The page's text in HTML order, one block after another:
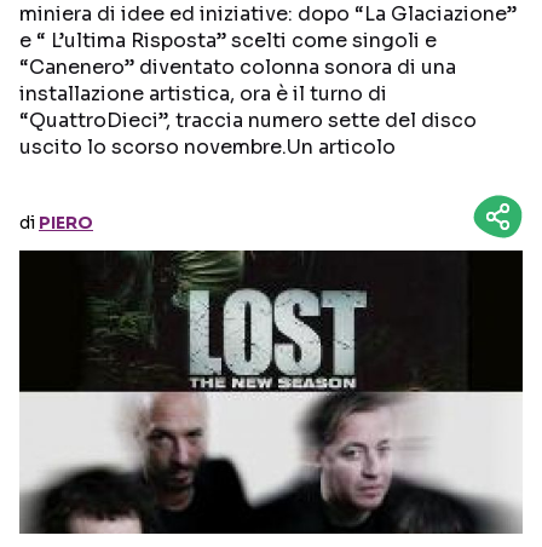
Seguici sui social
miniera di idee ed iniziative: dopo “La Glaciazione”
e “ L’ultima Risposta” scelti come singoli e
“Canenero” diventato colonna sonora di una
installazione artistica, ora è il turno di
“QuattroDieci”, traccia numero sette del disco
uscito lo scorso novembre.Un articolo
di PIERO